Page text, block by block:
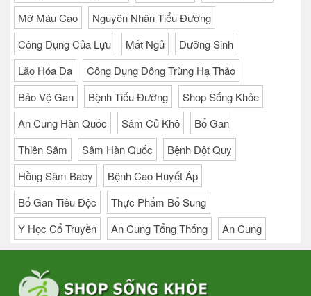
Mỡ Máu Cao
Nguyên Nhân Tiểu Đường
Công Dụng Của Lựu
Mất Ngủ
Dưỡng Sinh
Lão Hóa Da
Công Dụng Đông Trùng Hạ Thảo
Bảo Vệ Gan
Bệnh Tiểu Đường
Shop Sống Khỏe
An Cung Hàn Quốc
Sâm Củ Khô
Bổ Gan
Thiên Sâm
Sâm Hàn Quốc
Bệnh Đột Quỵ
Hồng Sâm Baby
Bệnh Cao Huyết Áp
Bổ Gan Tiêu Độc
Thực Phẩm Bổ Sung
Y Học Cổ Truyền
An Cung Tổng Thống An Cung